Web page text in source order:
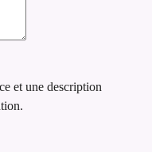
et une description